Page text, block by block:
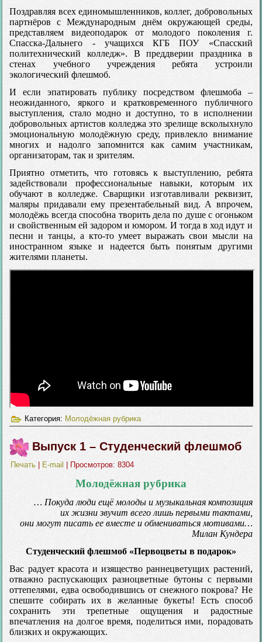
Поздравляя всех единомышленников, коллег, добровольных
партнёров с Международным днём окружающей среды,
представляем видеоподарок от молодого поколения г.
Спасска-Дальнего - учащихся КГБ ПОУ «Спасский
политехнический колледж». В преддверии праздника в
стенах учебного учреждения ребята устроили
экологический флешмоб.
И если эпатировать публику посредством флешмоба –
неожиданного, яркого и кратковременного публичного
выступления, стало модно и доступно, то в исполнении
добровольных артистов колледжа это зрелище всколыхнуло
эмоциональную молодёжную среду, привлекло внимание
многих и надолго запомнится как самим участникам,
организаторам, так и зрителям.
Приятно отметить, что готовясь к выступлению, ребята
задействовали профессиональные навыки, которым их
обучают в колледже. Сварщики изготавливали реквизит,
маляры придавали ему презентабельный вид. А впрочем,
молодёжь всегда способна творить дела по душе с огоньком
и свойственным ей задором и юмором. И тогда в ход идут и
песни и танцы, а кто-то умеет выражать свои мысли на
иностранном языке и надеется быть понятым другими
жителями планеты.
Категория: Молодёжная рубрика
Выпуск 1 – Студенческий флешмоб
Печать E-mail | Просмотров: 8304
Молодёжная рубрика
… Покуда люди ещё молоды и музыкальная композиция
их жизни звучит всего лишь первыми тактами,
они могут писать ее вместе и обмениваться мотивами…
Милан Кундера
Студенческий флешмоб «Первоцветы в подарок»
Вас радует красота и изящество раннецветущих растений,
отважно распускающих разноцветные бутоны с первыми
оттепелями, едва освободившись от снежного покрова? Не
спешите собирать их в желанные букеты! Есть способ
сохранить эти трепетные ощущения и радостные
впечатления на долгое время, поделиться ими, порадовать
близких и окружающих.